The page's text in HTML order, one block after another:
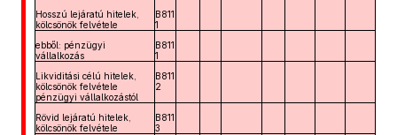
Hosszú lejáratú hitelek,
kölcsönök felvétele
B811
1
ebből: pénzügyi
vállalkozás
B811
1
Likviditási célú hitelek,
kölcsönök felvétele
pénzügyi vállalkozástól
B811
2
Rövid lejáratú hitelek,
kölcsönök felvétele
B811
3